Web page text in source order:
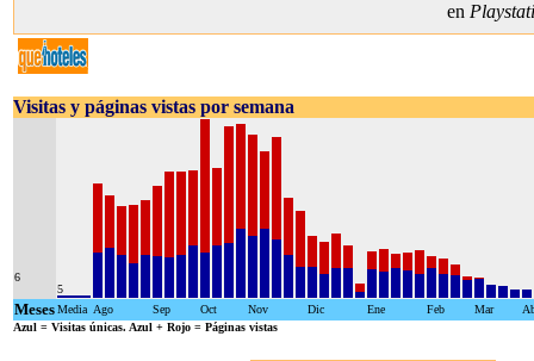
en
Visitas y páginas vistas por semana
6
5
MesesMedia Ago Sep Oct Nov Dic Ene Feb Mar
Azul = Visitas únicas. Azul + Rojo = Páginas vistas